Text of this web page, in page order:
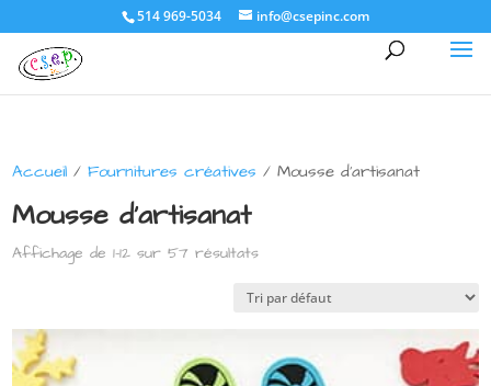
514 969-5034 info@csepinc.com
Accueil /Fournitures créatives / Mousse d'artisanat
Mousse d'artisanat
Affichage de 1–12 sur 57 résultats